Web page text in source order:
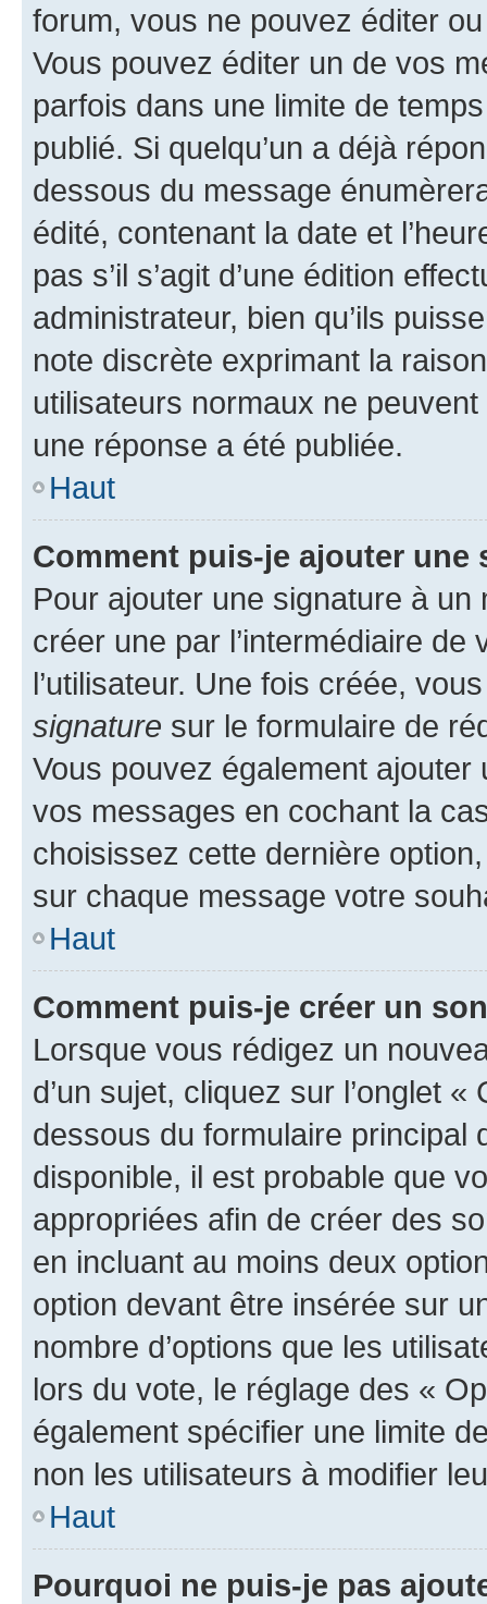
forum, vous ne pouvez éditer
Vous pouvez éditer un de vos
parfois dans une limite de
publié. Si quelqu’un a déjà
dessous du message
édité, contenant la date et
pas s’il s’agit d’une édition
administrateur, bien qu’ils
note discrète exprimant la
utilisateurs normaux ne
une réponse a été publiée.
Haut
Comment puis-je ajouter une
Pour ajouter une signature à un
créer une par l’intermédiaire
l’utilisateur. Une fois créée,
signature sur le formulaire de
Vous pouvez également
vos messages en cochant la
choisissez cette dernière
sur chaque message votre
Haut
Comment puis-je créer un
Lorsque vous rédigez un
d’un sujet, cliquez sur l’onglet
dessous du formulaire principal
disponible, il est probable que
appropriées afin de créer des
en incluant au moins deux
option devant être insérée sur
nombre d’options que les
lors du vote, le réglage des «
également spécifier une limite
non les utilisateurs à modifier
Haut
Pourquoi ne puis-je pas